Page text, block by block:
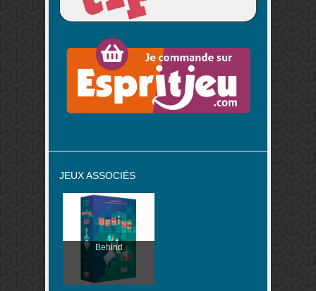
JEUX ASSOCIÉS
Behind